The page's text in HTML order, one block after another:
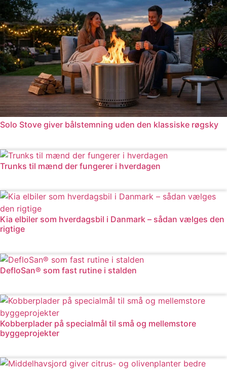
Solo Stove giver bålstemning uden den klassiske røgsky
Trunks til mænd der fungerer i hverdagen
Kia elbiler som hverdagsbil i Danmark – sådan vælges den
rigtige
DefloSan® som fast rutine i stalden
Kobberplader på specialmål til små og mellemstore
byggeprojekter